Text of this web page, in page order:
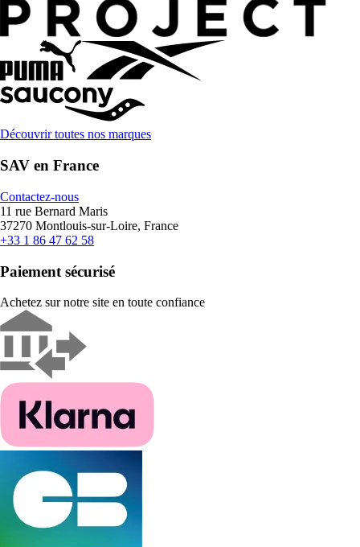
Découvrir toutes nos marques
SAV en France
Contactez-nous
11 rue Bernard Maris
37270 Montlouis-sur-Loire, France
+33 1 86 47 62 58
Paiement sécurisé
Achetez sur notre site en toute confiance